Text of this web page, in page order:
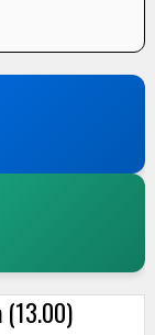
(13.00)